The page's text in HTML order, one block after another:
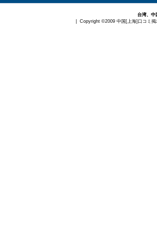
台湾、中
| Copyright ©2009 中国[上海]口コミ掲